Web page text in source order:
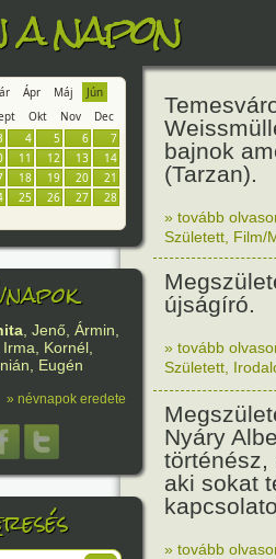
napon
Ápr Máj
Jún
Okt Nov
Dec
4 5 6
7
11 12 13
14
18 19 20
21
25 26 27
28
, Jenő, Ármin,
Kornél,
Eugén
» névnapok eredete
bajnok
(Tarzan).
» tovább
Született Film/
újságíró.
» tovább
Született
Nyáry
történész,
aki sokat
» tovább